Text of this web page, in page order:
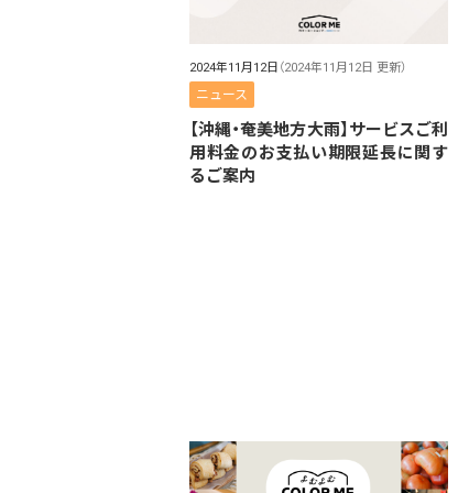
2024年11月12日 （2024年11月12日 更新）
ニュース
【沖縄・奄美地方大雨】サービスご利
用料金のお支払い期限延長に関す
るご案内